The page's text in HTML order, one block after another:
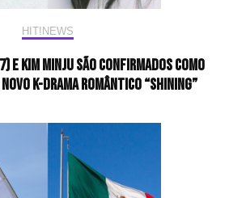
HIT!NEWS
e Kim Minju são confirmados como
K-drama romântico “Shining”